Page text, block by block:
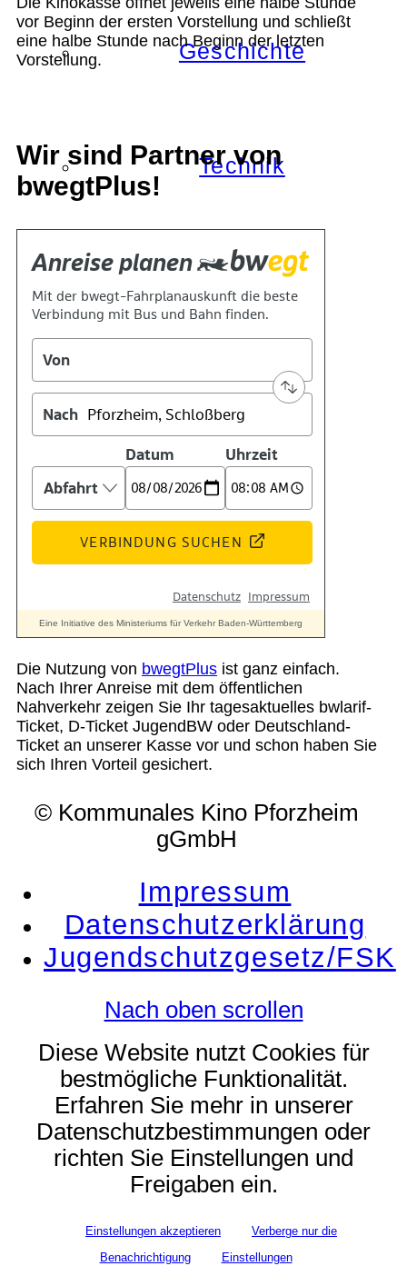
Geschichte
Technik
Standort
Verein
Suche
Menü Menü
vor Beginn der ersten Vorstellung und schließt
eine halbe Stunde nach Beginn der letzten
Vorstellung.
Wir sind Partner von
bwegtPlus!
Die Nutzung von bwegtPlus ist ganz einfach.
Nach Ihrer Anreise mit dem öffentlichen
Nahverkehr zeigen Sie Ihr tagesaktuelles bwlarif-
Ticket, D-Ticket JugendBW oder Deutschland-
Ticket an unserer Kasse vor und schon haben Sie
sich Ihren Vorteil gesichert.
© Kommunales Kino Pforzheim
gGmbH
Impressum
Datenschutzerklärung
Jugendschutzgesetz/FSK
Nach oben scrollen
Diese Website nutzt Cookies für
bestmögliche Funktionalität.
Erfahren Sie mehr in unserer
Datenschutzbestimmungen oder
richten Sie Einstellungen und
Freigaben ein.
Einstellungen akzeptieren
Verberge nur die
Benachrichtigung
Einstellungen